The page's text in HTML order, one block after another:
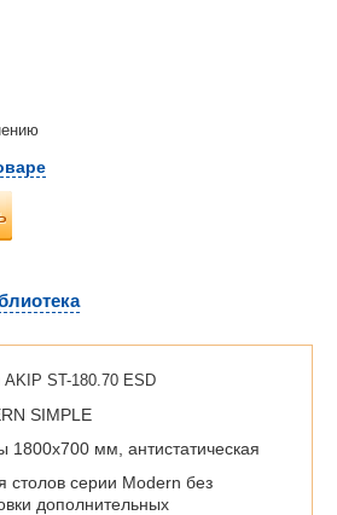
ST-180.70 ESD
SIMPLE
1800х700 мм, антистатическая
столов серии Modern без
дополнительных